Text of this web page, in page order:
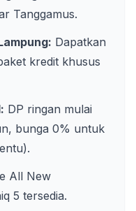
Tanggamus.
: Dapatkan
kredit khusus
DP ringan mulai
bunga 0% untuk
All New
5 tersedia.